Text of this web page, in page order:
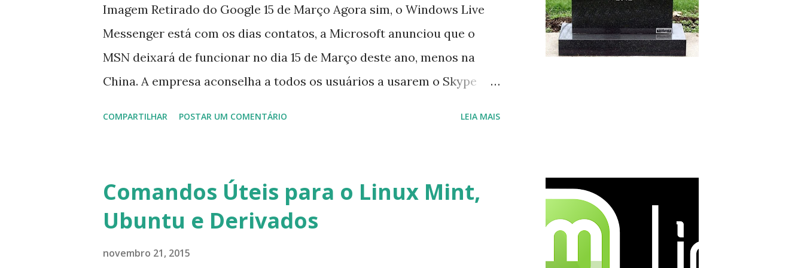
Imagem Retirado do Google 15 de Março Agora sim, o Windows Live
Messenger está com os dias contatos, a Microsoft anunciou que o
MSN deixará de funcionar no dia 15 de Março deste ano, menos na
China. A empresa aconselha a todos os usuários a usarem o Skype
notificação). Acho o Skype melhor que o Windows Live (assim como
muitos profissionais de TI) , mesmo na versão para Linux, claro,
sempre existem outras opções e o Pidgin, que se mostra como opção.
COMPARTILHAR POSTAR UM COMENTÁRIO LEIA MAIS
Comandos Úteis para o Linux Mint,
Ubuntu e Derivados
novembro 21, 2015